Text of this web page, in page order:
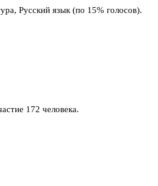
Русский язык (по 15% голосов).
172 человека.